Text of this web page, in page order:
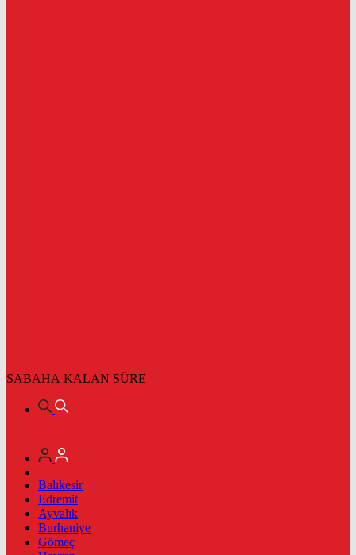
SABAHA KALAN SÜRE
Balıkesir
Edremit
Ayvalık
Burhaniye
Gömeç